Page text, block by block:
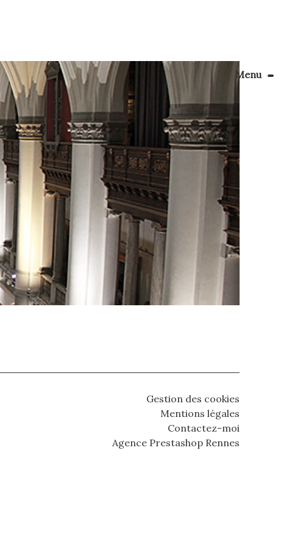
Menu
Le Blog
Apprendre la couture
son coin couture
Personnalisez vos tissus
Rechercher
le
dernier
[…]
Gestion des cookies
Mentions légales
Contactez-moi
Agence Prestashop Rennes